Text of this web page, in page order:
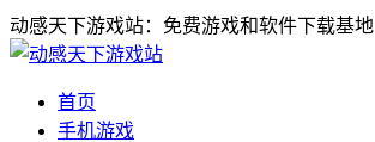
动感天下游戏站：免费游戏和软件下载基地
首页
手机游戏